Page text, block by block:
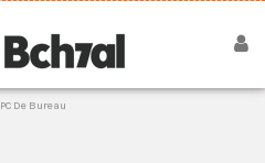
PC De Bureau